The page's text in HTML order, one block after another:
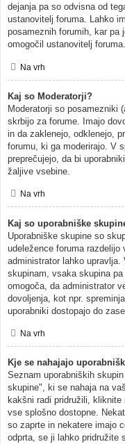
dejanja pa so odvisna od
ustanovitelj foruma. Lahko
posameznih forumih, kar pa
omogočil ustanovitelj foruma.
Na vrh
Kaj so Moderatorji?
Moderatorji so posamezniki
skrbijo za forume. Imajo
in da zaklenejo, odklenejo,
forumu, ki ga moderirajo. V
preprečujejo, da bi
žaljive vsebine.
Na vrh
Kaj so uporabniške
Uporabniške skupine so
udeležence foruma
administrator lahko
skupinam, vsaka skupina
omogoča, da administrator
dovoljenja, kot npr.
uporabniki dostopajo do
Na vrh
Kje se nahajajo
Seznam uporabniških
skupine", ki se nahaja na
kakšni radi pridružili,
vse splošno dostopne.
so zaprte in nekatere imajo
odprta, se ji lahko pridružite